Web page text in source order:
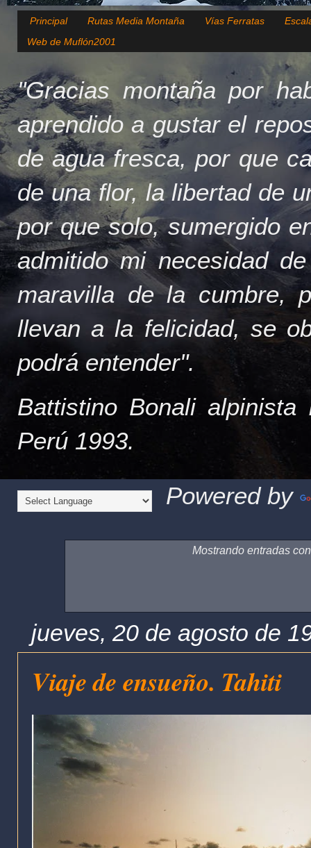
Principal Rutas Media Montaña Vías Ferratas
Web de Muflón2001
"Gracias montaña por
aprendido a gustar el
de agua fresca, por que
de una flor, la libertad de
por que solo, sumergido
admitido mi necesidad
maravilla de la cumbre,
llevan a la felicidad, se
podrá entender".
Battistino Bonali
Perú 1993.
Powered by
Mostrando entradas
jueves, 20 de agosto de
Viaje de ensueño. Tahiti